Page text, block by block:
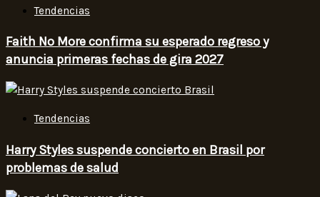
Tendencias
Faith No More confirma su esperado regreso y
anuncia primeras fechas de gira 2027
Tendencias
Harry Styles suspende concierto en Brasil por
problemas de salud